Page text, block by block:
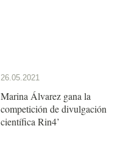
26.05.2021
Marina Álvarez gana la
competición de divulgación
científica Rin4’